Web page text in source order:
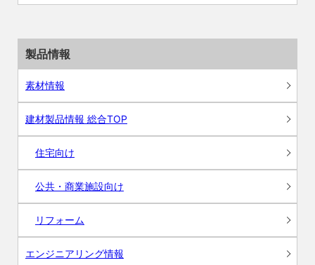
製品情報
素材情報
建材製品情報 総合TOP
住宅向け
公共・商業施設向け
リフォーム
エンジニアリング情報